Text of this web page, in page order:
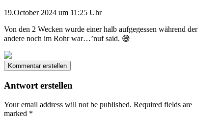
19.October 2024 um 11:25 Uhr
Von den 2 Wecken wurde einer halb aufgegessen während der
andere noch im Rohr war…’nuf said. 😅
Kommentar erstellen
Antwort erstellen
Your email address will not be published. Required fields are
marked *